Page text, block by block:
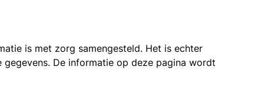
is met zorg samengesteld. Het is echter
De informatie op deze pagina wordt